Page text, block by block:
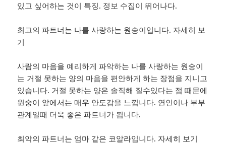
있고 싶어하는 것이 특징. 정보 수집이 뛰어나다.
최고의 파트너는 나를 사랑하는 원숭이입니다. 자세히 보
기
사람의 마음을 예리하게 파악하는 나를 사랑하는 원숭이
는 거절 못하는 양의 마음을 편안하게 하는 장점을 지니고
있습니다. 거절 못하는 양은 솔직해 질수있다는 점 때문에
원숭이 앞에서는 매우 안도감을 느낍니다. 연인이나 부부
관계일때 더욱 좋은 파트너가 됩니다.
최악의 파트너는 엄마 같은 코알라입니다. 자세히 보기